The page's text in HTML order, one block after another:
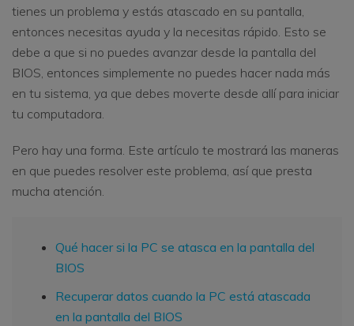
tienes un problema y estás atascado en su pantalla,
entonces necesitas ayuda y la necesitas rápido. Esto se
debe a que si no puedes avanzar desde la pantalla del
BIOS, entonces simplemente no puedes hacer nada más
en tu sistema, ya que debes moverte desde allí para iniciar
tu computadora.
Pero hay una forma. Este artículo te mostrará las maneras
en que puedes resolver este problema, así que presta
mucha atención.
Qué hacer si la PC se atasca en la pantalla del
BIOS
Recuperar datos cuando la PC está atascada
en la pantalla del BIOS